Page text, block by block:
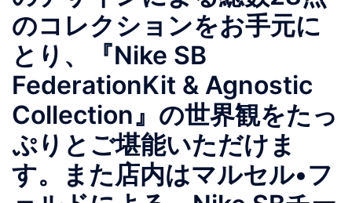
のコレクションをお手元に
とり、『Nike SB
FederationKit & Agnostic
Collection』の世界観をたっ
ぷりとご堪能いただけま
す。また店内はマルセル•フ